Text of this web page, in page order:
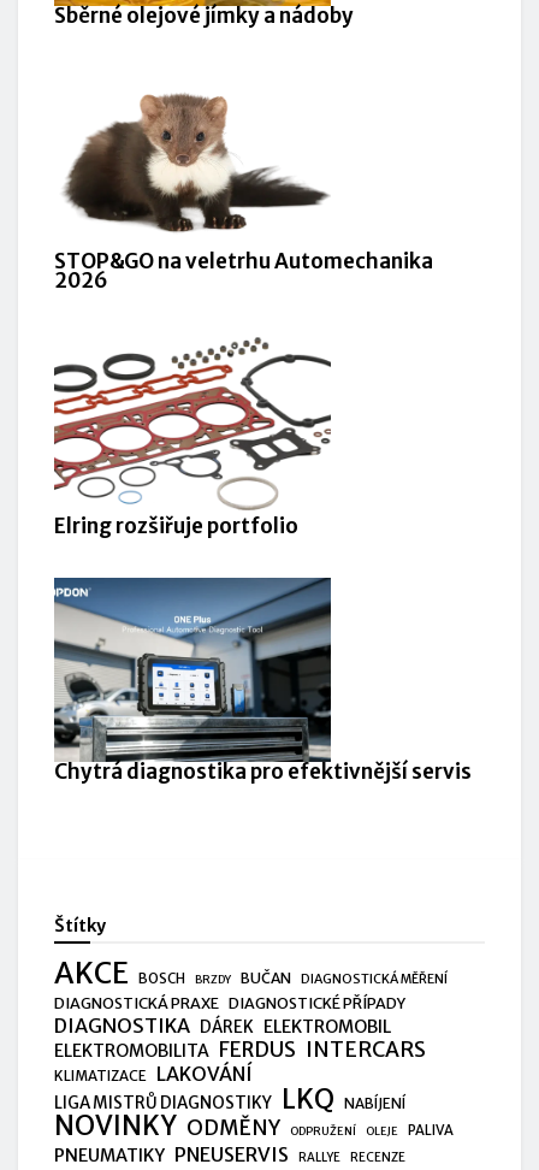
Sběrné olejové jímky a nádoby
STOP&GO na veletrhu Automechanika
2026
Elring rozšiřuje portfolio
Chytrá diagnostika pro efektivnější servis
Štítky
AKCE BOSCH BRZDY BUČAN DIAGNOSTICKÁ MĚŘENÍ
DIAGNOSTICKÁ PRAXE DIAGNOSTICKÉ PŘÍPADY
DIAGNOSTIKA DÁREK ELEKTROMOBIL
ELEKTROMOBILITA FERDUS INTERCARS
KLIMATIZACE LAKOVÁNÍ
LIGA MISTRŮ DIAGNOSTIKY LKQ NABÍJENÍ
NOVINKY ODMĚNY ODPRUŽENÍ OLEJE PALIVA
PNEUMATIKY PNEUSERVIS RALLYE RECENZE